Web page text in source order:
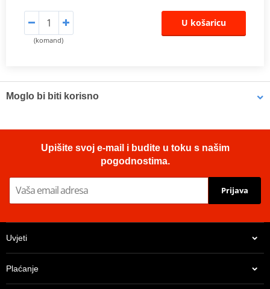
(komand)
U košaricu
Moglo bi biti korisno
ml (ideal for workshops)
Upišite svoj e-mail i budite u toku s našim
pogodnostima.
Prijava
Uvjeti
Plaćanje